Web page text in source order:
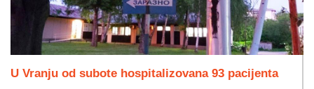
U Vranju od subote hospitalizovana 93 pacijenta